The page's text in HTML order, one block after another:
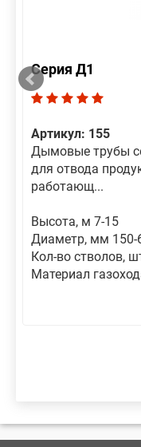
Серия Д1
Артикул: 155
Дымовые трубы
для отвода
работающ...
Высота, м 7-15
Диаметр, мм 150-
Кол-во стволов,
Материал